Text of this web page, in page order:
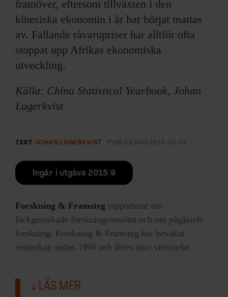
framöver, eftersom tillväxten i den
kinesiska ekonomin i år har börjat mattas
av. Fallande råvarupriser har alltför ofta
stoppat upp Afrikas ekonomiska
utveckling.
Källa: China Statistical Yearbook, Johan
Lagerkvist
TEXT JOHAN LAGERKVIST PUBLICERAD 2015-10-07
Ingår i utgåva 2015/9
Forskning & Framsteg rapporterar om
fackgranskade forskningsresultat och om pågående
forskning. Forskning & Framsteg har bevakat
vetenskap sedan 1966 och drivs utan vinstsyfte.
LÄS MER